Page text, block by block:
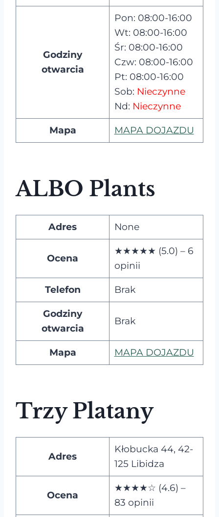
Godziny
otwarcia
Pon: 08:00-16:00
Wt: 08:00-16:00
Śr: 08:00-16:00
Czw: 08:00-16:00
Pt: 08:00-16:00
Sob: Nieczynne
Nd: Nieczynne
Mapa MAPA DOJAZDU
ALBO Plants
Adres None
Ocena
★★★★★ (5.0) – 6
opinii
Telefon Brak
Godziny
otwarcia
Brak
Mapa MAPA DOJAZDU
Trzy Platany
Adres
Kłobucka 44, 42-
125 Libidza
Ocena
★★★★☆ (4.6) –
83 opinii